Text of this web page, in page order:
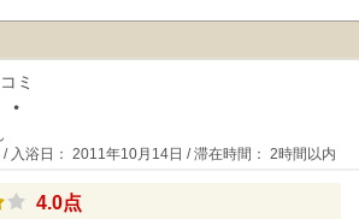
ミ
入浴日： 2011年10月14日 / 滞在時間： 2時間以内
4.0点